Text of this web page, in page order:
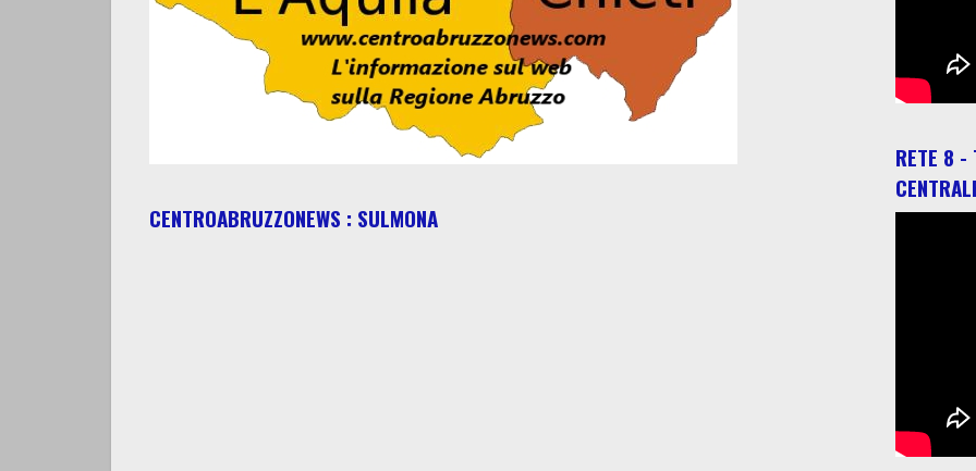
CENTROABRUZZONEWS : SULMONA
RETE 8 -